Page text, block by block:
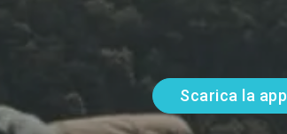
Scarica la app